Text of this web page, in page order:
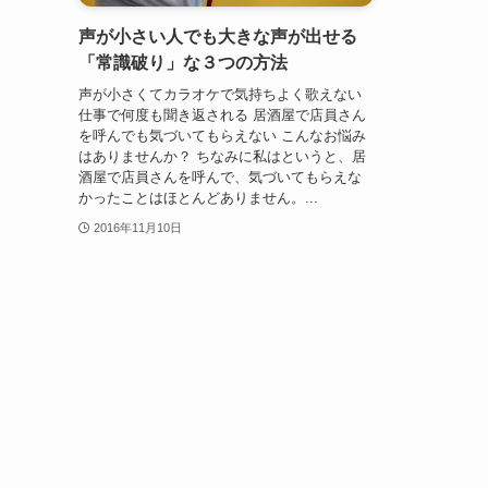
声が小さい人でも大きな声が出せる
「常識破り」な３つの方法
声が小さくてカラオケで気持ちよく歌えない
仕事で何度も聞き返される 居酒屋で店員さん
を呼んでも気づいてもらえない こんなお悩み
はありませんか？ ちなみに私はというと、居
酒屋で店員さんを呼んで、気づいてもらえな
かったことはほとんどありません。...
2016年11月10日